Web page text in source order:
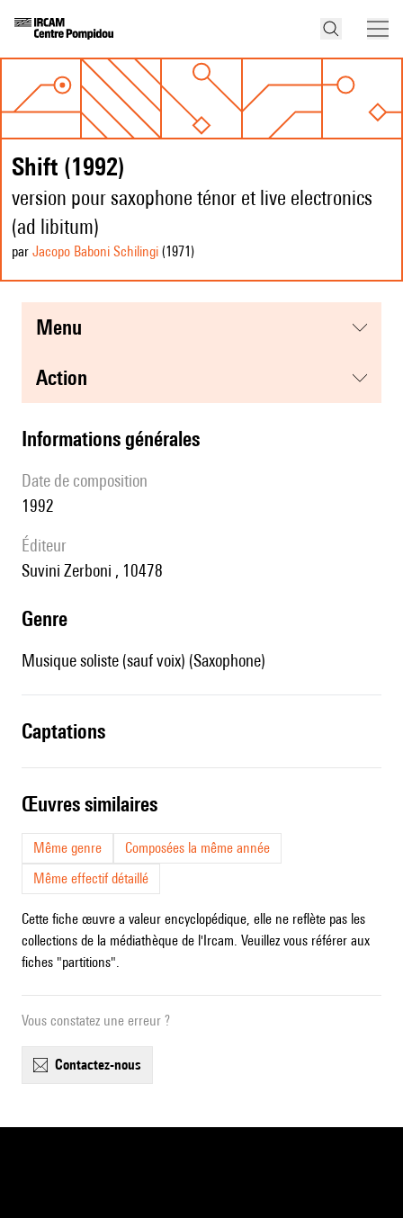
Shift (1992)
version pour saxophone ténor et live electronics
(ad libitum)
par Jacopo Baboni Schilingi (1971 )
menu
action
informations générales
date de composition
1992
éditeur
Suvini Zerboni , 10478
genre
Musique soliste (sauf voix) (Saxophone)
captations
œuvres similaires
Même genre
Composées la même année
Même effectif détaillé
Cette fiche œuvre a valeur encyclopédique, elle ne reflète pas les
collections de la médiathèque de l'Ircam. Veuillez vous référer aux
fiches "partitions".
Vous constatez une erreur ?
contactez-nous